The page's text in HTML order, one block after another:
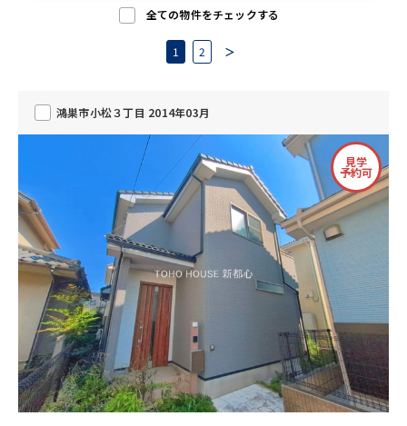
全ての物件をチェックする
1 2 ＞
鴻巣市小松３丁目 2014年03月
見学
予約可